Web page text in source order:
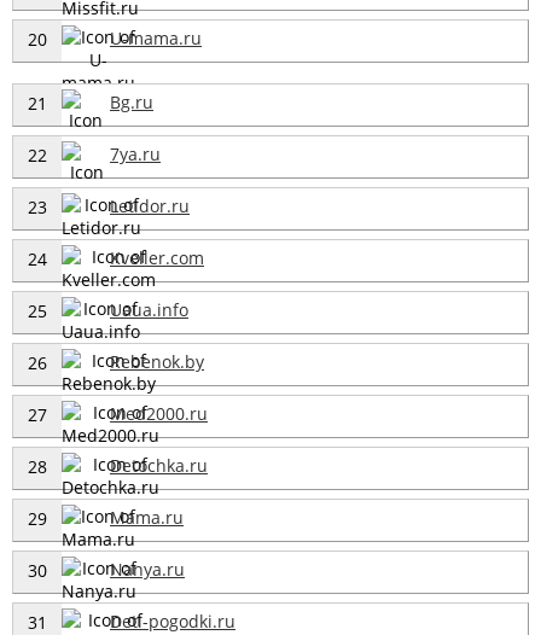
20 U-mama.ru
21 Bg.ru
22 7ya.ru
23 Letidor.ru
24 Kveller.com
25 Uaua.info
26 Rebenok.by
27 Med2000.ru
28 Detochka.ru
29 Mama.ru
30 Nanya.ru
31 Deti-pogodki.ru